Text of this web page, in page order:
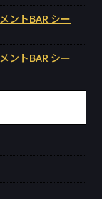
ントBAR シー
ントBAR シー